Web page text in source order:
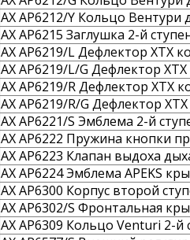
AX AP6212/Y Кольцо Вентури
AX AP6215 Заглушка 2-й
AX AP6219/L Дефлектор XTX
AX AP6219/L/G Дефлектор
AX AP6219/R Дефлектор XTX
AX AP6219/R/G Дефлектор
AX AP6221/S Эмблема 2-й
AX AP6222 Пружина кнопки
AX AP6223 Клапан выдоха
AX AP6224 Эмблема APEKS
AX AP6300 Корпус второй
AX AP6302/S Фронтальная
AX AP6309 Кольцо Venturi 2-й